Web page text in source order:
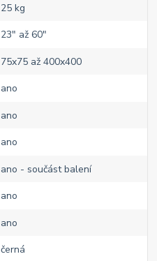
25 kg
23" až 60"
75x75 až 400x400
ano
ano
ano
ano - součást balení
ano
ano
černá